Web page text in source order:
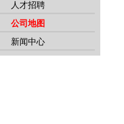
人才招聘
公司地图
新闻中心